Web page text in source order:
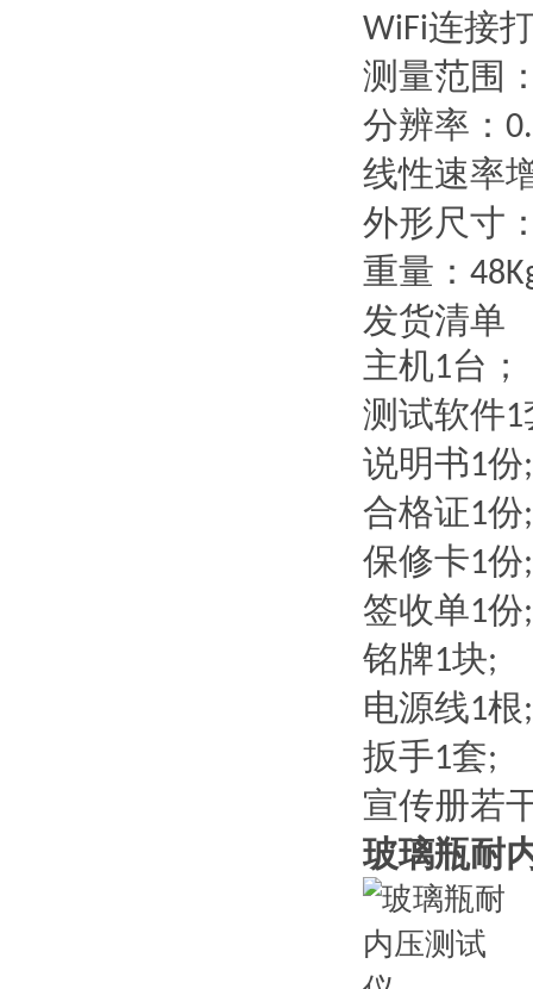
WiFi连接
测量范围
分辨率：
线性速率
外形尺寸
重量：
发货清单
主机1台；
测试软件1
说明书1份;
合格证1份;
保修卡1份;
签收单1份;
铭牌1块;
电源线1根;
扳手1套;
宣传册若
玻璃瓶耐